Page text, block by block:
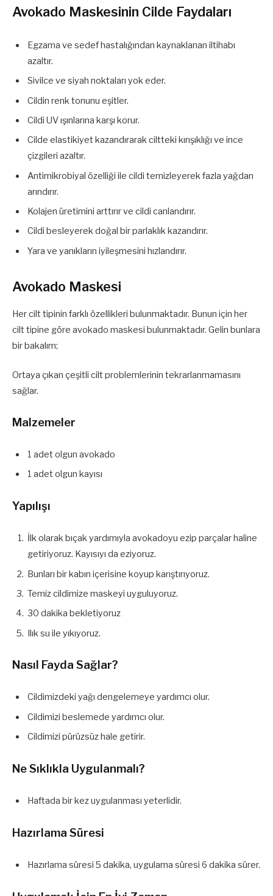
Avokado Maskesinin Cilde Faydaları
Egzama ve sedef hastalığından kaynaklanan iltihabı
azaltır.
Sivilce ve siyah noktaları yok eder.
Cildin renk tonunu eşitler.
Cildi UV ışınlarına karşı korur.
Cilde elastikiyet kazandırarak ciltteki kırışıklığı ve ince
çizgileri azaltır.
Antimikrobiyal özelliği ile cildi temizleyerek fazla yağdan
arındırır.
Kolajen üretimini arttırır ve cildi canlandırır.
Cildi besleyerek doğal bir parlaklık kazandırır.
Yara ve yanıkların iyileşmesini hızlandırır.
Avokado Maskesi
Her cilt tipinin farklı özellikleri bulunmaktadır. Bunun için her
cilt tipine göre avokado maskesi bulunmaktadır. Gelin bunlara
bir bakalım;
Ortaya çıkan çeşitli cilt problemlerinin tekrarlanmamasını
sağlar.
Malzemeler
1 adet olgun avokado
1 adet olgun kayısı
Yapılışı
İlk olarak bıçak yardımıyla avokadoyu ezip parçalar haline
getiriyoruz. Kayısıyı da eziyoruz.
Bunları bir kabın içerisine koyup karıştırıyoruz.
Temiz cildimize maskeyi uyguluyoruz.
30 dakika bekletiyoruz
Ilık su ile yıkıyoruz.
Nasıl Fayda Sağlar?
Cildimizdeki yağı dengelemeye yardımcı olur.
Cildimizi beslemede yardımcı olur.
Cildimizi pürüzsüz hale getirir.
Ne Sıklıkla Uygulanmalı?
Haftada bir kez uygulanması yeterlidir.
Hazırlama Süresi
Hazırlama süresi 5 dakika, uygulama süresi 6 dakika sürer.